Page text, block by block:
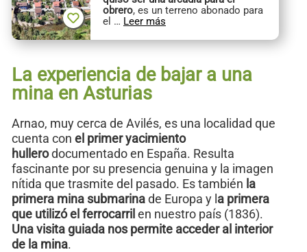
obrero, es un terreno abonado para
el … Leer más
La experiencia de bajar a una
mina en Asturias
Arnao, muy cerca de Avilés, es una localidad que
cuenta con el primer yacimiento
hullerodocumentado en España. Resulta
fascinante por su presencia genuina y la imagen
nítida que trasmite del pasado. Es también la
primera mina submarinade Europa y l a primera
que utilizó el ferrocarril en nuestro país (1836).
Una visita guiada nos permite acceder al interior
de la mina.